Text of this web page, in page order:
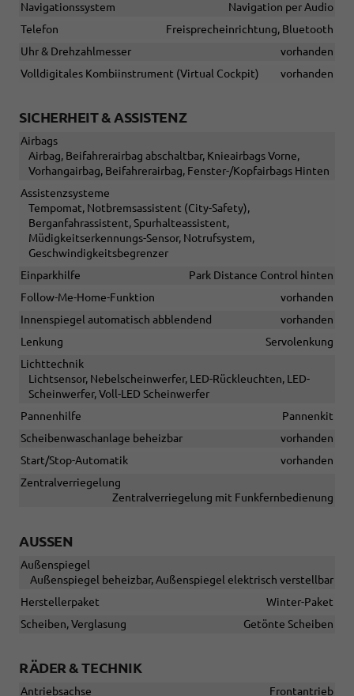
Navigationssystem
Navigation per Audio
Telefon
Freisprecheinrichtung, Bluetooth
Uhr & Drehzahlmesser
vorhanden
Volldigitales Kombiinstrument (Virtual Cockpit)
vorhanden
SICHERHEIT & ASSISTENZ
Airbags
Airbag, Beifahrerairbag abschaltbar, Knieairbags Vorne,
Vorhangairbag, Beifahrerairbag, Fenster-/Kopfairbags Hinten
Assistenzsysteme
Tempomat, Notbremsassistent (City-Safety),
Berganfahrassistent, Spurhalteassistent,
Müdigkeitserkennungs-Sensor, Notrufsystem,
Geschwindigkeitsbegrenzer
Einparkhilfe
Park Distance Control hinten
Follow-Me-Home-Funktion
vorhanden
Innenspiegel automatisch abblendend
vorhanden
Lenkung
Servolenkung
Lichttechnik
Lichtsensor, Nebelscheinwerfer, LED-Rückleuchten, LED-
Scheinwerfer, Voll-LED Scheinwerfer
Pannenhilfe
Pannenkit
Scheibenwaschanlage beheizbar
vorhanden
Start/Stop-Automatik
vorhanden
Zentralverriegelung
Zentralverriegelung mit Funkfernbedienung
AUSSEN
Außenspiegel
Außenspiegel beheizbar, Außenspiegel elektrisch verstellbar
Herstellerpaket
Winter-Paket
Scheiben, Verglasung
Getönte Scheiben
RÄDER & TECHNIK
Antriebsachse Frontantrieb